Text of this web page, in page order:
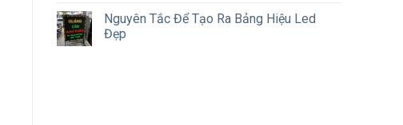
Nguyên Tắc Để Tạo Ra Bảng Hiệu Led
Đẹp